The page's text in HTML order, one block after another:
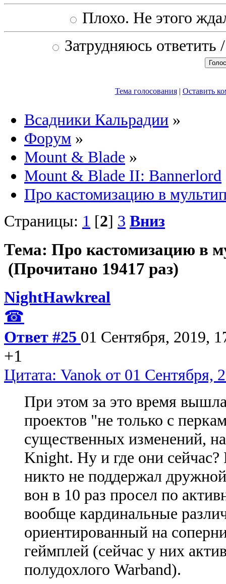
Плохо. Не этого
Затрудняюсь
Тема голосования| Оставить
Всадники Кальрадии »
Форум »
Mount & Blade »
Mount & Blade II: Bannerlord
Про кастомизацию в
Страницы: 1 [2] 3 Вниз
Тема: Про кастомизацию в
(Прочитано 19417 раз)
NightHawkreal
☎
Ответ #25 01 Сентября, 2019,
+1
Цитата: Vanok от 01 Сентября,
При этом за это время
проектов "не только с
существенных изменений,
Knight. Ну и где они
никто не поддержал
вон в 10 раз просел по
вообще кардинальные
ориентированный на
геймплей (сейчас у них
полудохлого Warband).